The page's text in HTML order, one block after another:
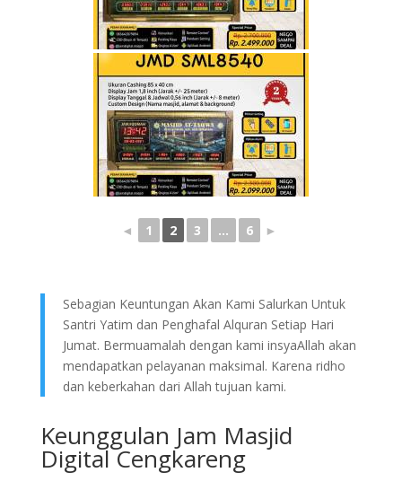
◄ 1 2 3 ... 6 ►
Sebagian Keuntungan Akan Kami Salurkan Untuk
Santri Yatim dan Penghafal Alquran Setiap Hari
Jumat. Bermuamalah dengan kami insyaAllah akan
mendapatkan pelayanan maksimal. Karena ridho
dan keberkahan dari Allah tujuan kami.
Keunggulan Jam Masjid
Digital Cengkareng